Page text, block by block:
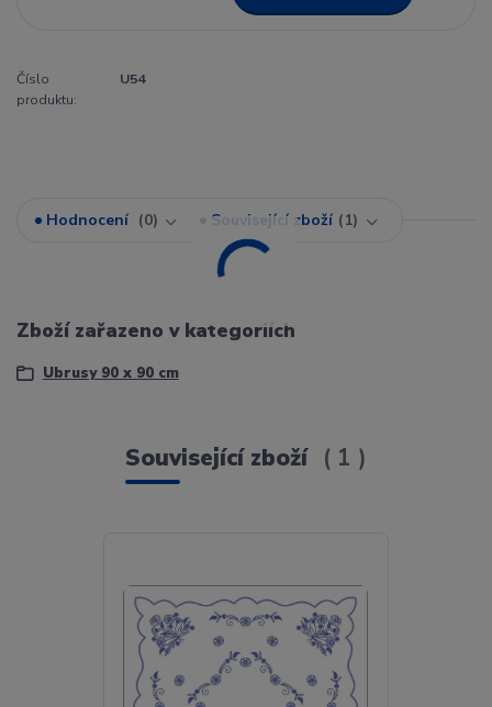
Číslo
produktu:
U54
Hodnocení 0 Související zboží 1
Zboží zařazeno v kategoriích
Ubrusy 90 x 90 cm
Související zboží 1